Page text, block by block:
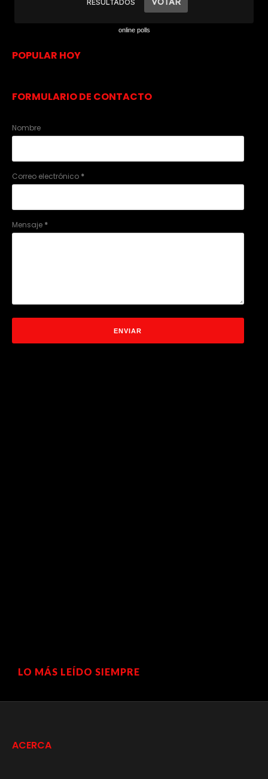
online polls
POPULAR HOY
FORMULARIO DE CONTACTO
Nombre
Correo electrónico *
Mensaje *
LO MÁS LEÍDO SIEMPRE
ACERCA